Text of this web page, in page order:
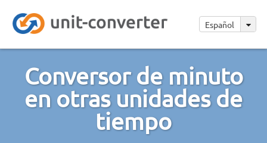
Español
Conversor de minuto
en otras unidades de
tiempo